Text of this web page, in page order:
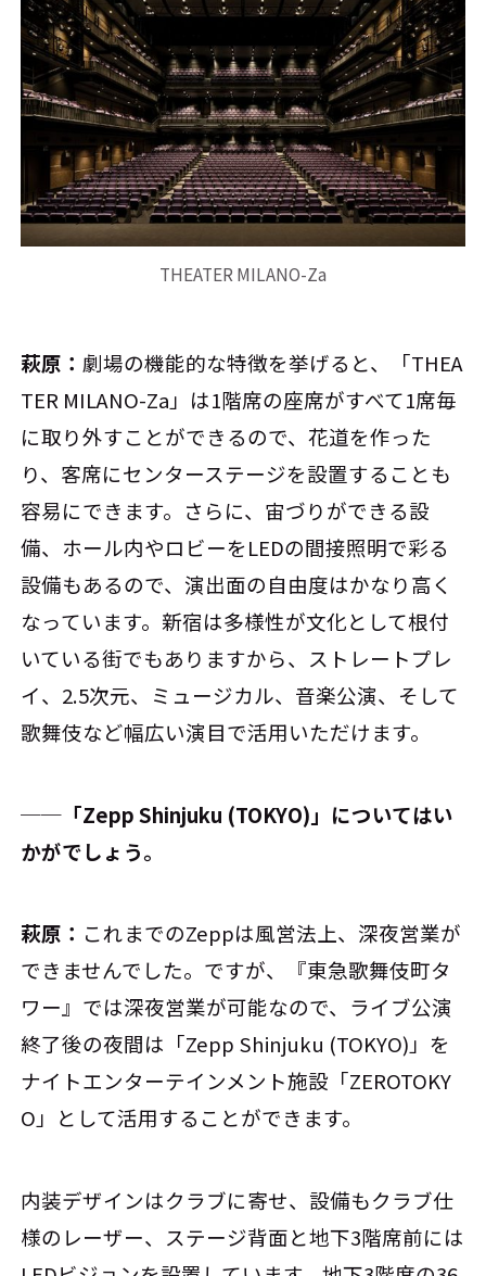
THEATER MILANO-Za
萩原： 劇場の機能的な特徴を挙げると、「THEA
TER MILANO-Za」は1階席の座席がすべて1席毎
に取り外すことができるので、花道を作った
り、客席にセンターステージを設置することも
容易にできます。さらに、宙づりができる設
備、ホール内やロビーをLEDの間接照明で彩る
設備もあるので、演出面の自由度はかなり高く
なっています。新宿は多様性が文化として根付
いている街でもありますから、ストレートプレ
イ、2.5次元、ミュージカル、音楽公演、そして
歌舞伎など幅広い演目で活用いただけます。
──「Zepp Shinjuku (TOKYO)」についてはい
かがでしょう。
萩原： これまでのZeppは風営法上、深夜営業が
できませんでした。ですが、『東急歌舞伎町タ
ワー』では深夜営業が可能なので、ライブ公演
終了後の夜間は「Zepp Shinjuku (TOKYO)」を
ナイトエンターテインメント施設「ZEROTOKY
O」として活用することができます。
内装デザインはクラブに寄せ、設備もクラブ仕
様のレーザー、ステージ背面と地下3階席前には